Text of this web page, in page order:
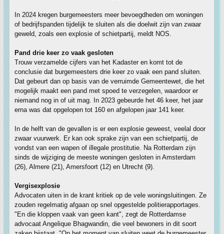
In 2024 kregen burgemeesters meer bevoegdheden om woningen
of bedrijfspanden tijdelijk te sluiten als die doelwit zijn van zwaar
geweld, zoals een explosie of schietpartij, meldt NOS.
Pand drie keer zo vaak gesloten
Trouw verzamelde cijfers van het Kadaster en komt tot de
conclusie dat burgemeesters drie keer zo vaak een pand sluiten.
Dat gebeurt dan op basis van de verruimde Gemeentewet, die het
mogelijk maakt een pand met spoed te verzegelen, waardoor er
niemand nog in of uit mag. In 2023 gebeurde het 46 keer, het jaar
erna was dat opgelopen tot 160 en afgelopen jaar 141 keer.
In de helft van de gevallen is er een explosie geweest, veelal door
zwaar vuurwerk. Er kan ook sprake zijn van een schietpartij, de
vondst van een wapen of illegale prostitutie. Na Rotterdam zijn
sinds de wijziging de meeste woningen gesloten in Amsterdam
(26), Almere (21), Amersfoort (12) en Utrecht (9).
Vergisexplosie
Advocaten uiten in de krant kritiek op de vele woningsluitingen. Ze
zouden regelmatig afgaan op snel opgestelde politierapportages.
"En die kloppen vaak van geen kant", zegt de Rotterdamse
advocaat Angelique Bhagwandin, die veel bewoners in dit soort